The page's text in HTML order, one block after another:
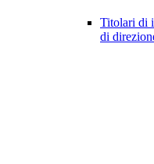
Titolari di
di